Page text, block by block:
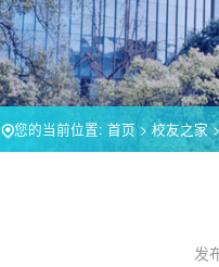
您的当前位置: 首页>校友之家
发